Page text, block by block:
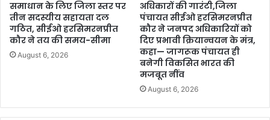
समाधान के लिए जिला स्तर पर
तीन सदस्यीय सहायता दल
गठित, सीईओ हरसिमरनप्रीत
कौर ने तय की समय-सीमा
August 6, 2026
अधिकारों की गारंटी,जिला
पंचायत सीईओ हरसिमरनप्रीत
कौर ने जनपद अधिकारियों को
दिए प्रभावी क्रियान्वयन के मंत्र,
कहा— जागरूक पंचायत ही
बनेगी विकसित भारत की
मजबूत नींव
August 6, 2026